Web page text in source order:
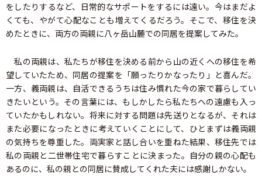
をしたりするなど、日常的なサポートをするには遠い。今はまだよ
くても、やがて心配なことも増えてくるだろう。そこで、移住を決
めたときに、両方の両親に八ヶ岳山麓での同居を提案してみた。
私の両親は、私たちが移住を決める前から山の近くへの移住を希
望していたため、同居の提案を「願ったりかなったり」と喜んだ。
一方、義両親は、自活できるうちは住み慣れた今の家で暮らしてい
きたいという。その言葉には、もしかしたら私たちへの遠慮も入っ
ていたかもしれない。将来に対する問題は先送りとなるが、それは
また必要になったときに考えていくことにして、ひとまずは義両親
の気持ちを尊重した。両実家と話し合いを重ねた結果、移住先では
私の両親と二世帯住宅で暮らすことに決まった。自分の親の心配も
あるのに、私の親との同居に賛成してくれた夫には感謝しかない。